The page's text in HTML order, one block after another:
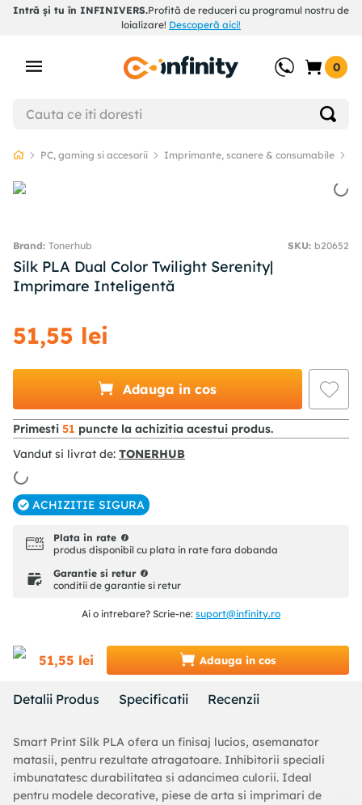
Intră și tu în INFINIVERS.Profită de reduceri cu programul nostru de
loializare! Descoperă aici!
0
PC, gaming si accesorii Imprimante, scanere & consumabile
Tonerhub SKU: b20652
Silk PLA Dual Color Twilight Serenity|
Imprimare Inteligentă
51,55 lei
Adauga in cos
Primesti 51 puncte la achizitia acestui produs.
Vandut si livrat de: TONERHUB
ACHIZITIE SIGURA
Plata in rate
produs disponibil cu plata in rate fara dobanda
Garantie si retur
conditii de garantie si retur
Ai o intrebare? Scrie-ne: suport@infinity.ro
51,55 lei Adauga in cos
Detalii Produs Specificatii Recenzii
Smart Print Silk PLA ofera un finisaj lucios, asemanator
matasii, pentru rezultate atragatoare. Inhibitorii speciali
imbunatatesc durabilitatea si adancimea culorii. Ideal
pentru modele decorative, piese de arta si imprimari de